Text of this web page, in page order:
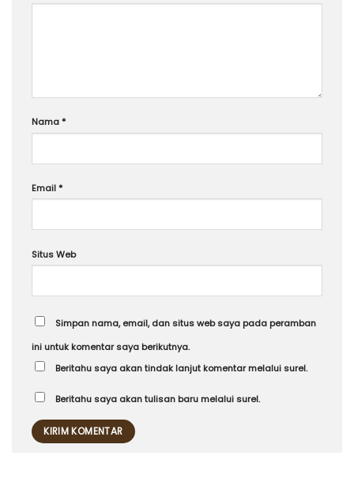
Nama*
Email*
Situs Web
Simpan nama, email, dan situs web saya pada peramban
ini untuk komentar saya berikutnya.
Beritahu saya akan tindak lanjut komentar melalui surel.
Beritahu saya akan tulisan baru melalui surel.